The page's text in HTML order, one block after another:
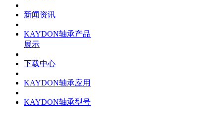
新闻资讯
KAYDON轴承产品
展示
下载中心
KAYDON轴承应用
KAYDON轴承型号